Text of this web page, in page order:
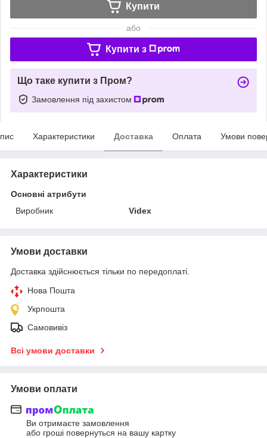
Купити
або
Купити з
Що таке купити з Пром?
Замовлення під захистом
Характеристики Доставка Оплата Умови
Характеристики
Основні атрибути
Виробник
Videx
Умови доставки
Доставка здійснюється тільки по передоплаті.
Нова Пошта
Укрпошта
Самовивіз
Всі умови доставки
Умови оплати
Ви отримаєте замовлення
або гроші повернуться на вашу картку